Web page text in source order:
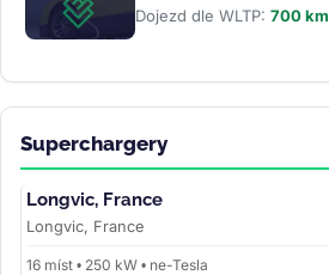
Dojezd dle WLTP: 700 km
Superchargery
Longvic, France
Longvic, France
16 míst • 250 kW • ne-Tesla